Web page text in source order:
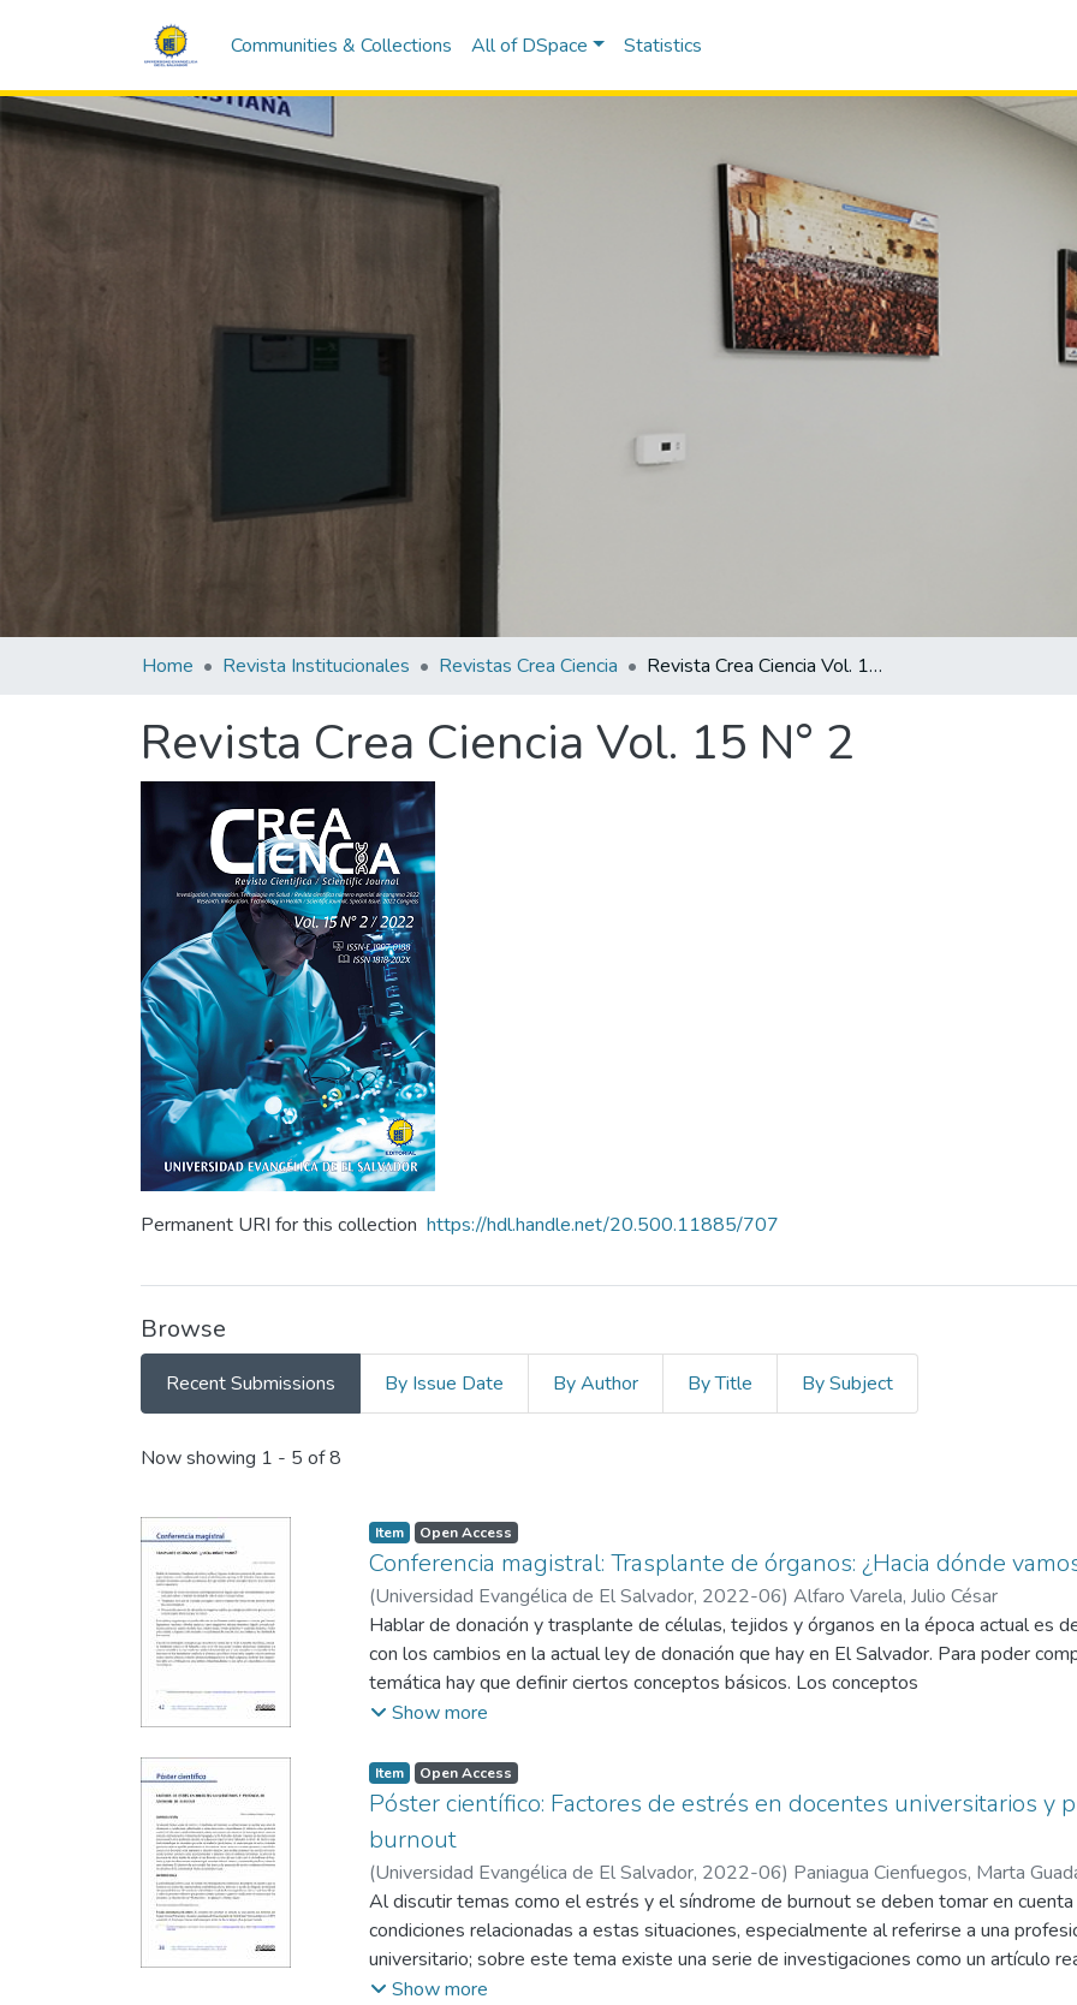
Communities & Collections All of DSpace Statistics
Home Revista Institucionales Revistas Crea Ciencia Revista Crea Ciencia Vol. 15 N° 2
Revista Crea Ciencia Vol. 15 N° 2
Permanent URI for this collection https://hdl.handle.net/20.500.11885/707
Browse
Recent Submissions By Issue Date By Author By Title By Subject
Recent Submissions
Now showing 1 - 5 of 8
Item Open Access
Conferencia magistral: Trasplante de órganos: ¿Hacia dónde
(Universidad Evangélica de El Salvador, 2022-06) Alfaro Varela, Julio César
Hablar de donación y trasplante de células, tejidos y órganos en la época actual es
con los cambios en la actual ley de donación que hay en El Salvador. Para poder
temática hay que definir ciertos conceptos básicos. Los conceptos
son los siguientes:
mejorar la calidad de vida de una o varias personas.
• Trasplante: es el acto de trasladar un órgano, tejido o conjunto de células de una
• Procuración: proceso de obtención de órganos y tejidos para trasplante (ablación,
en que se realice).
Los tejidos y órganos que se pueden obtener de un donante son los siguientes:
tendones, válvulas cardíacas, vasos sanguíneos, riñones, intestinos, hígado, corazón,
medula ósea, células madre, lóbulo pulmonar y segmento hepático. Todos estos
trasplantados de acuerdo a las necesidades y la viabilidad de los mismos.
Show more
Item Open Access
Póster científico: Factores de estrés en docentes universitarios y
burnout
(Universidad Evangélica de El Salvador, 2022-06) Paniagua Cienfuegos, Marta
Al discutir temas como el estrés y el síndrome de burnout se deben tomar en
condiciones relacionadas a estas situaciones, especialmente al referirse a una
universitario; sobre este tema existe una serie de investigaciones como un artículo
Pedagógica de El Salvador titulado “Impacto de las alteraciones psicosociales en la
Show more